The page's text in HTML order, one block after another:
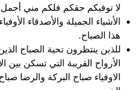
لا توفيكم حقكم فلكم مني
الأشياء الجميلة والأصدقاء
هذا الصباح.
للذين ينتظرون تحية الصباح
الأرواح القريبة التي تسكن بين
الاوفياء صباح البركة والرضا